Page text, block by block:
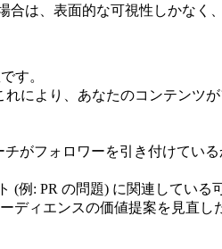
は、表面的な可視性しかなく
す。
により、あなたのコンテンツ
がフォロワーを引き付けてい
例: PR の問題) に関連している
ィエンスの価値提案を見直